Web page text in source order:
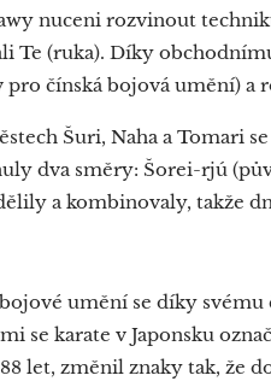
nuceni rozvinout
Te (ruka). Díky
pro čínská bojová umění) a
Šuri, Naha a Tomari
dva směry: Šorei-rjú
a kombinovaly, takže
umění se díky svému
se karate v Japonsku
let, změnil znaky tak, že